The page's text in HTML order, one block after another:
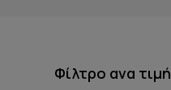
Φίλτρο ανα τιμή